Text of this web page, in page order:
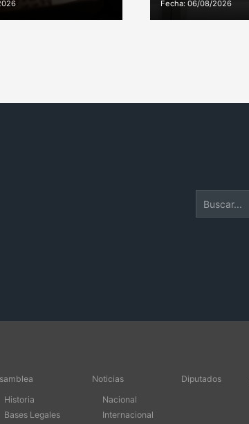
Fecha: 06/08/2026
Historia
Bases Legales
Noticias
Nacional
Internacional
Diputados